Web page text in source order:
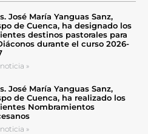
José María Yanguas Sanz,
de Cuenca, ha designado los
destinos pastorales para
durante el curso 2026-
»
José María Yanguas Sanz,
de Cuenca, ha realizado los
Nombramientos
»